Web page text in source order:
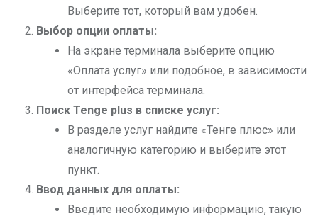
Выберите тот, который вам удобен.
Выбор опции оплаты:
На экране терминала выберите опцию
«Оплата услуг» или подобное, в зависимости
от интерфейса терминала.
Поиск Tenge plus в списке услуг:
В разделе услуг найдите «Тенге плюс» или
аналогичную категорию и выберите этот
пункт.
Ввод данных для оплаты:
Введите необходимую информацию, такую